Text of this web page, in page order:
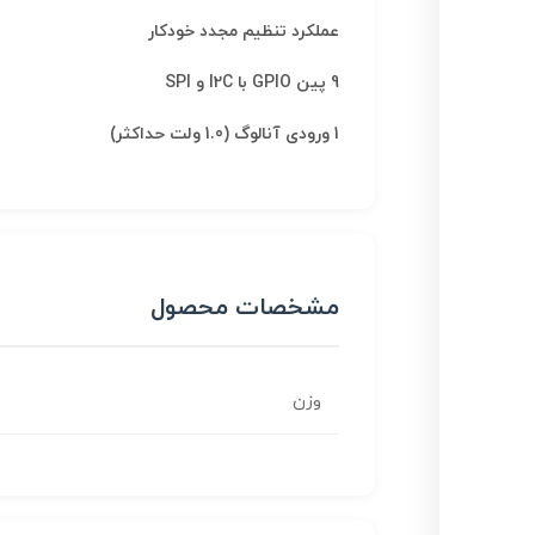
عملکرد تنظیم مجدد خودکار
9 پین GPIO با I2C و SPI
1 ورودی آنالوگ (1.0 ولت حداکثر)
مشخصات محصول
وزن